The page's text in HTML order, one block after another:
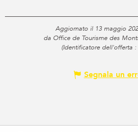
Aggiornato il 13 maggio
da Office de Tourisme des
(Identificatore dell'offerta :
Segnala un